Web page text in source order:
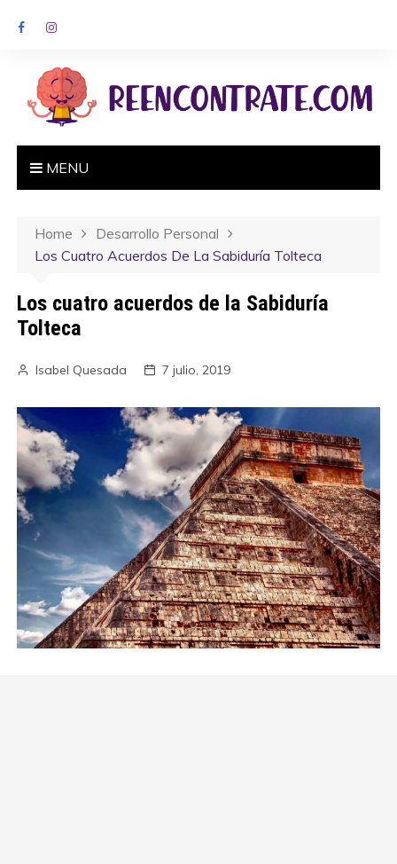
MENU
Home
Desarrollo Personal
Los Cuatro Acuerdos De La Sabiduría Tolteca
Los cuatro acuerdos de la Sabiduría
Tolteca
Isabel Quesada 7 julio, 2019